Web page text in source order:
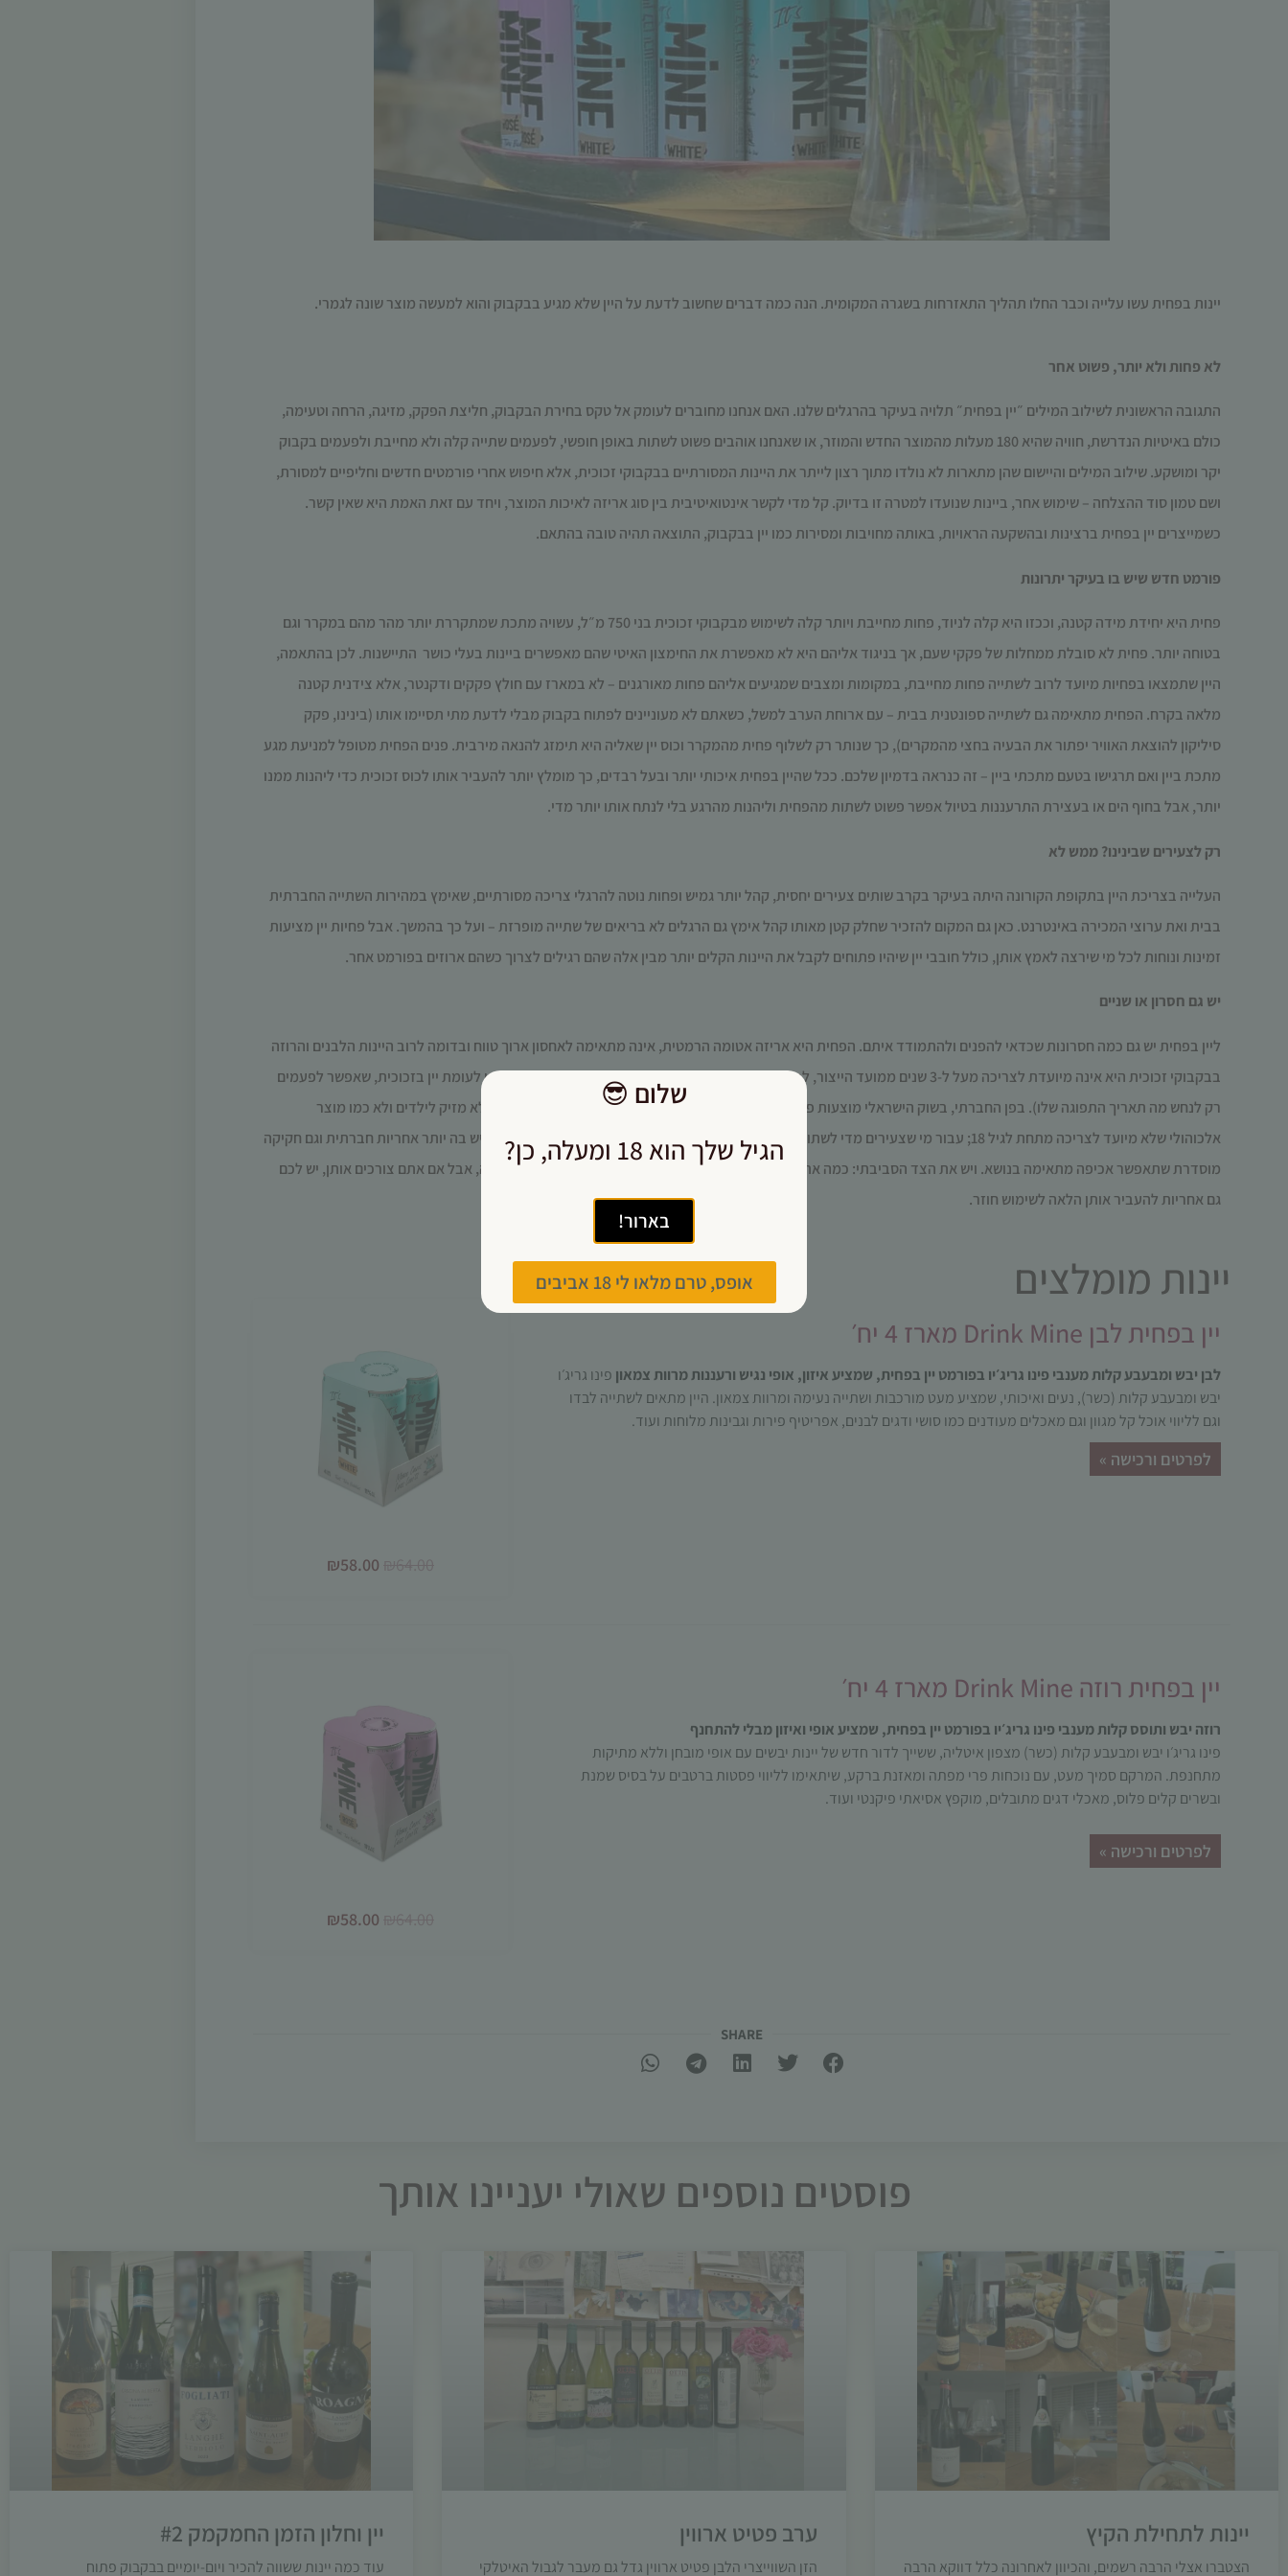
יינות בפחית עשו עלייה וכבר החלו תהליך התאזרחות בשגרה המקומית. הנה כמה דברים שחשוב לדעת על היין שלא מגיע בבקבוק והוא למעשה מוצר שונה לגמרי.
לא פחות ולא יותר, פשוט אחר
התגובה הראשונית לשילוב המילים ״יין בפחית״ תלויה בעיקר בהרגלים שלנו. האם אנחנו מחוברים לעומק אל טקס בחירת הבקבוק, חליצת הפקק, מזיגה, הרחה וטעימה,
כולם באיטיות הנדרשת, חוויה שהיא 180 מעלות מהמוצר החדש והמוזר, או שאנחנו אוהבים
פשוט לשתות באופן חופשי, לפעמים שתייה קלה ולא מחייבת ולפעמים בקבוק
יקר ומושקע. שילוב המילים והיישום שהן מתארות לא נולדו מתוך רצון לייתר את היינות המסורתיים בבקבוקי זכוכית, אלא חיפוש אחרי פורמטים חדשים וחליפיים למסורת,
ושם טמון סוד ההצלחה – שימוש אחר, ביינות שנועדו למטרה זו בדיוק. קל מדי לקשר אינטואיטיבית בין סוג אריזה לאיכות המוצר, ויחד עם זאת האמת היא שאין קשר.
כשמייצרים יין בפחית ברצינות ובהשקעה הראויות, באותה מחויבות ומסירות כמו יין בבקבוק, התוצאה תהיה טובה בהתאם.
פורמט חדש שיש בו בעיקר יתרונות
פחית היא יחידת מידה קטנה, וככזו היא קלה לניוד, פחות מחייבת ויותר קלה לשימוש מבקבוקי זכוכית בני 750 מ״ל, עשויה מתכת שמתקררת יותר מהר מהם במקרר וגם
בטוחה יותר. פחית לא סובלת ממחלות של פקקי שעם, אך בניגוד אליהם היא לא מאפשרת את החימצון האיטי שהם מאפשרים ביינות בעלי כושר התיישנות. לכן בהתאמה,
היין שתמצאו בפחיות מיועד לרוב לשתייה פחות מחייבת, במקומות ומצבים שמגיעים אליהם פחות מאורגנים – לא במארז עם חולץ פקקים ודקנטר, אלא צידנית קטנה
מלאה בקרח. הפחית מתאימה גם לשתייה ספונטנית בבית – עם ארוחת הערב למשל, כשאתם לא מעוניינים לפתוח בקבוק מבלי לדעת מתי תסיימו אותו (בינינו, פקק
סיליקון להוצאת האוויר יפתור את הבעיה בחצי מהמקרים), כך שנותר רק לשלוף פחית מהמקרר וכוס יין שאליה היא תימזג להנאה מירבית. פנים הפחית מטופל למניעת מגע
מתכת ביין ואם תרגישו בטעם מתכתי ביין – זה כנראה בדמיון שלכם. ככל שהיין בפחית איכותי יותר ובעל רבדים, כך מומלץ יותר להעביר אותו לכוס זכוכית כדי ליהנות ממנו
יותר, אבל בחוף הים או בעצירת התרעננות בטיול אפשר פשוט לשתות מהפחית וליהנות מהרגע בלי לנתח אותו יותר מדי.
רק לצעירים שבינינו? ממש לא
העלייה בצריכת היין בתקופת הקורונה היתה בעיקר בקרב שותים צעירים יחסית, קהליותרגמיש ופחותנוטה להרגלי צריכה מסורתיים, שאימץ במהירות השתייה החברתית
בבית ואת ערוצי המכירה באינטרנט. כאן גם המקום להזכיר שחלק קטן מאותו קהל אימץ גם הרגלים לא בריאים של שתייה מופרזת – ועל כך בהמשך. אבל פחיות יין מציעות
זמינות ונוחות לכל מי שירצה לאמץ אותן, כולל חובבי יין שיהיו פתוחים לקבל את היינות הקלים יותר מבין אלה שהם רגילים לצרוך כשהם ארוזים בפורמט אחר.
יש גם חסרון או שניים
ליין בפחית יש גם כמה חסרונות שכדאי להפנים ולהתמודד איתם. הפחית היא אריזה אטומה הרמטית, אינה מתאימה לאחסון ארוך טווח ובדומה לרוב היינות הלבנים והרוזה
בבקבוקי זכוכית היא אינה מיועדת לצריכה מעל ל-3 שנים ממועד הייצור, לכן חשוב לבדוק את תאריך התפוגה שלה (זה סוג של יתרון לעומת יין בזכוכית, שאפשר לפעמים
רק לנחש מה תאריך התפוגה שלו). בפן החברתי, בשוק הישראלי מוצעות פחיות עם
ציורי קומיקסאומנותייםשנראות כמו משקה קל ולא מזיק לילדים ולא כמו מוצר
אלכוהולי שלא מיועד לצריכה מתחת לגיל 18; עבור מי שצעירים מדי לשתות וכאלה שאינם מנוסים בצריכה אלכוהול נדרשת אריזה שיש בה יותר אחריות חברתית וגם חקיקה
מוסדרת שתאפשר אכיפה מתאימה בנושא. ויש את הצד הסביבתי: כמה אתם רגילים למחזר פחיות אלומיניום? פחות מזכוכית, כנראה, אבל אם אתם צורכים אותן, יש לכם
גם אחריות להעביר אותן הלאה לשימוש חוזר.
יינות מומלצים
יין בפחית לבן Drink Mine מארז 4 יח׳
לבן יבש ומבעבע קלות מענבי פינו גריג׳יו בפורמט יין בפחית, שמציע איזון, אופי נגיש ורעננות מרוות צמאון פינו גריג׳ו
יבש ומבעבע קלות (כשר), נעים ואיכותי, שמציע מעט מורכבות ושתייה נעימה ומרוות צמאון. היין מתאים לשתייה לבדו
וגם לליווי אוכל קל מגוון וגם מאכלים מעודנים כמו סושי ודגים לבנים, אפריטיף פירות וגבינות מלוחות ועוד.
לפרטים ורכישה »
₪64.00
₪58.00
יין בפחית רוזה Drink Mine מארז 4 יח׳
רוזה יבש ותוסס קלות מענבי פינו גריג׳יו בפורמט יין בפחית, שמציע אופי ואיזון מבלי להתחנף
פינו גריג׳ו יבש ומבעבע קלות (כשר) מצפון איטליה, ששייך לדור חדש של יינות יבשים עם אופי מובחן וללא מתיקות
מתחנפת. המרקם סמיך מעט, עם נוכחות פרי מפתה ומאזנת ברקע, שיתאימו לליווי פסטות ברטבים על בסיס שמנת
ובשרים קלים פלוס, מאכלי דגים מתובלים, מוקפץ אסיאתי פיקנטי ועוד.
לפרטים ורכישה »
₪64.00
₪58.00
SHARE​
פוסטים נוספים שאולי יעניינו אותך
יינות לתחילת הקיץ
הצטברו אצלי הרבה רשמים, והכיוון לאחרונה כלל דווקא הרבה
ערב פטיט ארווין
הזן השווייצרי הלבן פטיט ארווין גדל גם מעבר לגבול האיטלקי
יין וחלון הזמן החמקמק #2
עוד כמה יינות ששווה להכיר ויום-יומיים בבקבוק פתוח
ומבנהו,
בהתבסס על
אופן השימוש
באתר.
חוויית
כדי שהאתר
בצורה
ביקורך. אם
באתר
עשויות
שיווקי
וההתנהגות
שלך בעת
באתר,
תגדל
ההזדמנות
לראות
תוכן
והצעות
מותאמות
שלום 😎
הגיל שלך הוא 18 ומעלה, כן?
בארור!
אופס, טרם מלאו לי 18 אביבים